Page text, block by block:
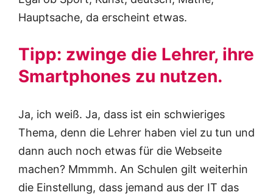
Hauptsache, da erscheint etwas.
Tipp: zwinge die Lehrer, ihre
Smartphones zu nutzen.
Ja, ich weiß. Ja, dass ist ein schwieriges
Thema, denn die Lehrer haben viel zu tun und
dann auch noch etwas für die Webseite
machen? Mmmmh. An Schulen gilt weiterhin
die Einstellung, dass jemand aus der IT das